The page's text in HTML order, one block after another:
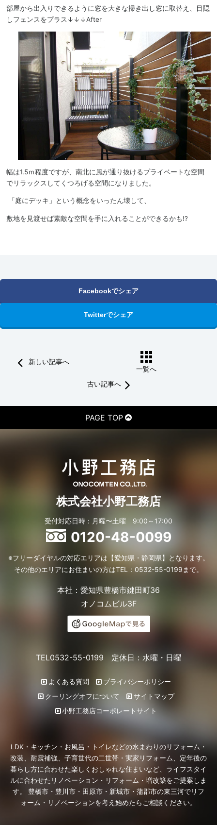
部屋から出入りできるように窓を大きな掃き出し窓に取替え、目隠
しフェンスをプラス↓↓↓After
幅は1.5ｍ程度ですが、南北に風が通り抜けるプライベートな空間
でリラックスしてくつろげる空間になりました。
「庭にデッキ」という概念をいったん壊して、
敷地を見渡せば素敵な空間を手に入れることができるかも!?
Facebookでシェア
Twitterでシェア
新しい記事へ
一覧へ
古い記事へ
PAGE TOP
株式会社小野工務店
受付対応日時：月曜〜土曜 9:00～17:00
0120-48-0099
※フリーダイヤルの対応エリアは【愛知県・静岡県】となります。
その他のエリアにお住まいの方はTEL：0532-55-0199まで。
本社：愛知県豊橋市鍵田町36
オノコムビル3F
TEL0532-55-0199 定休日：水曜・日曜
よくある質問
プライバシーポリシー
クーリングオフについて
サイトマップ
小野工務店コーポレートサイト
LDK・キッチン・お風呂・トイレなどの水まわりのリフォーム・
改装、耐震補強、子育世代の二世帯・実家リフォーム、定年後の
暮らし方に合わせた楽しくおしゃれな住まいなど、ライフスタイ
ルに合わせたリノベーション・リフォーム・増改築をご提案しま
す。 豊橋市・豊川市・田原市・新城市・蒲郡市の東三河でリフ
ォーム・リノベーションを考え始めたらご相談ください。